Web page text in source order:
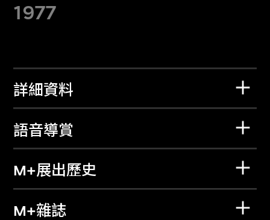
1977
詳細資料
語音導賞
M+展出歷史
M+雜誌